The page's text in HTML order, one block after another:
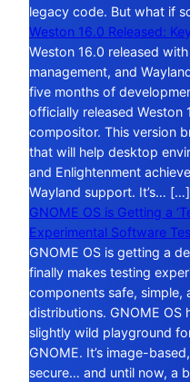
legacy code. But what if
Weston 16.0 Released:
Weston 16.0 released
management, and
five months of
officially released Weston
compositor. This version
that will help desktop
and Enlightenment
Wayland support. It’s… […]
GNOME OS is Getting a
Experimental Software
GNOME OS is getting a
finally makes testing
components safe, simple,
distributions. GNOME OS
slightly wild playground
GNOME. It’s image-
secure… and until now, a